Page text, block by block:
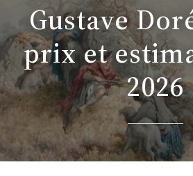
Gustave
prix et
2026